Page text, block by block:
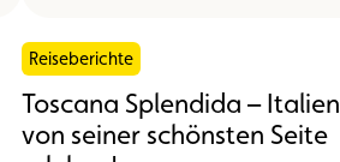
Reiseberichte
Toscana Splendida – Italien
von seiner schönsten Seite